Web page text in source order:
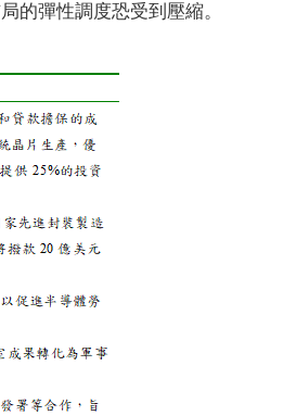
的彈性調度恐受到壓縮。